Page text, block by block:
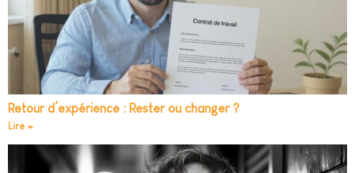
Retour d’expérience : Rester ou changer ?
Lire »